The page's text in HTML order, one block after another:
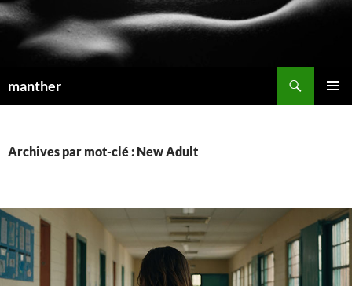
manther
Archives par mot-clé : New Adult